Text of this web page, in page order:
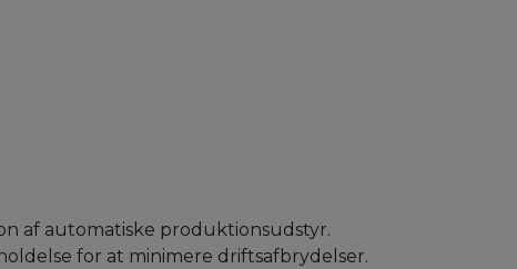
af automatiske produktionsudstyr.
for at minimere driftsafbrydelser.